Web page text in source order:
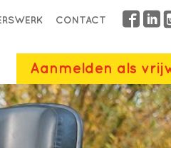
CONTACT
Aanmelden als